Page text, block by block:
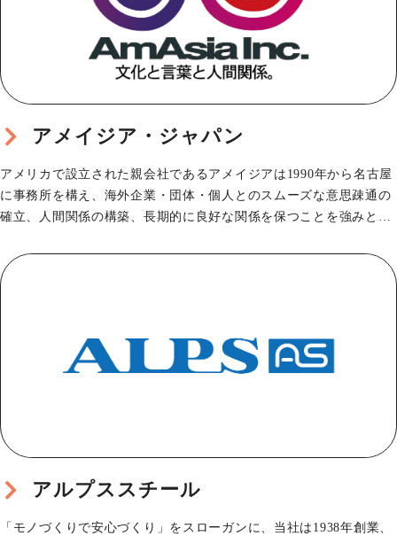
アメイジア・ジャパン
アメリカで設立された親会社であるアメイジアは1990年から名古屋
に事務所を構え、海外企業・団体・個人とのスムーズな意思疎通の
確立、人間関係の構築、長期的に良好な関係を保つことを強みと
アルプススチール
「モノづくりで安心づくり」をスローガンに、当社は1938年創業、